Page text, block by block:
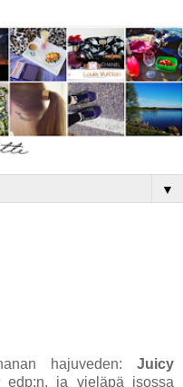
▼
hajuveden: Juicy
edp:n, ja vieläpä isossa